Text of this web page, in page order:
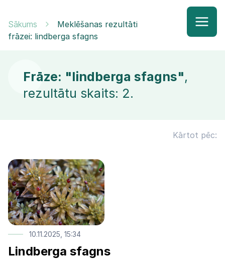
Sākums
Meklēšanas rezultāti
frāzei: lindberga sfagns
Frāze: "lindberga sfagns",
rezultātu skaits: 2.
Kārtot pēc:
10.11.2025, 15:34
Lindberga sfagns